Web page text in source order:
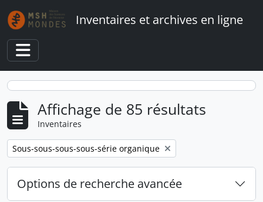
Skip to main content
Inventaires et archives en ligne
Toggle navigation
Affichage de 85 résultats
Inventaires
Remove filter:
Sous-sous-sous-sous-série organique
Options de recherche avancée